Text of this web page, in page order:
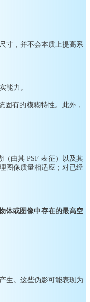
寸，并不会本质上提高系
能力。
固有的模糊特性。此外，
由其 PSF 表征）以及其
图像质量相适应；对已经
体或图像中存在的最高空
生。这些伪影可能表现为